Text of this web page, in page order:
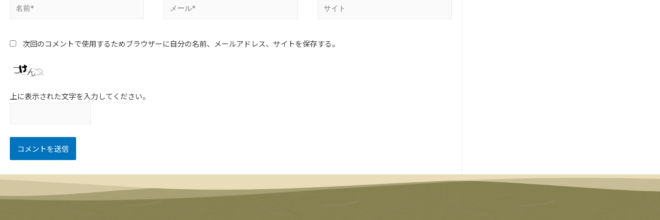
次回のコメントで使用するためブラウザーに自分の名前、メールアドレス、サイトを保存する。
上に表示された文字を入力してください。